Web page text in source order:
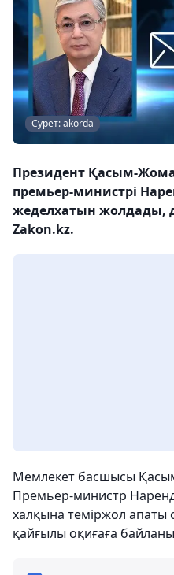
Сурет: akorda
Президент Қасым-
премьер-министрі
жеделхатын жолдады,
Zakon.kz.
Мемлекет басшысы
Премьер-министр
халқына теміржол апаты
қайғылы оқиғаға